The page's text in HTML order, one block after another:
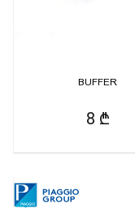
BUFFER
8 ₾